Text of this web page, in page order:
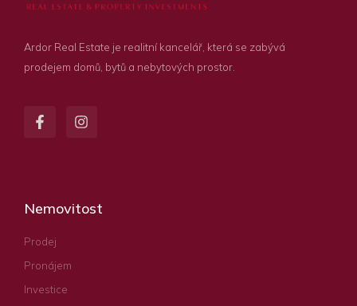
Ardor Real Estate je realitní kancelář, která se zabývá
prodejem domů, bytů a nebytových prostor.
Nemovitost
Prodej
Pronájem
Investice